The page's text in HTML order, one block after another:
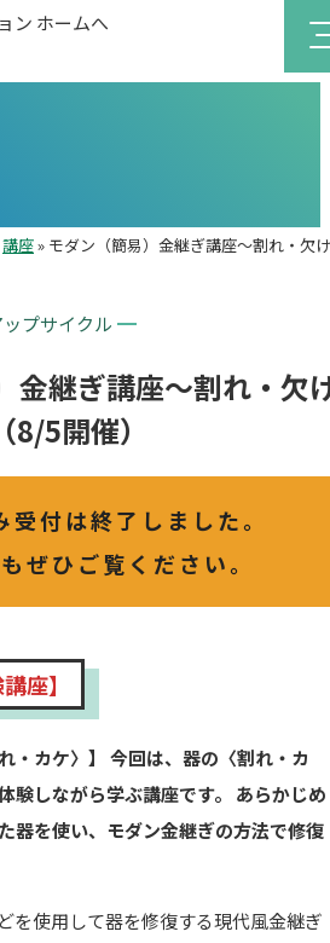
講座» モダン（簡易）金継ぎ講座～割れ・欠け
プサイクル
金継ぎ講座～割れ・欠
5開催）
受付は終了しました。
ぜひご覧ください。
座】
・カケ〉】 今回は、器の〈割れ・カ
験しながら学ぶ講座です。 あらかじめ
器を使い、モダン金継ぎの方法で修復
を使用して器を修復する現代風金継ぎ